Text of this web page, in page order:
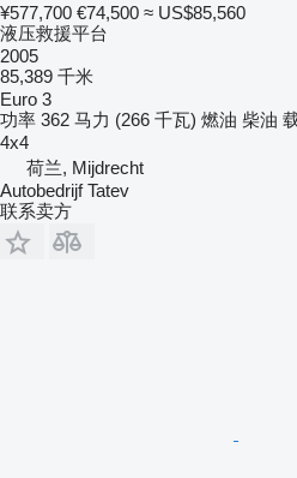
¥577,700 €74,500 ≈ US$85,560
液压救援平台
2005
85,389 千米
Euro 3
功率 362 马力 (266 千瓦) 燃油 柴油
4x4
荷兰, Mijdrecht
Autobedrijf Tatev
联系卖方